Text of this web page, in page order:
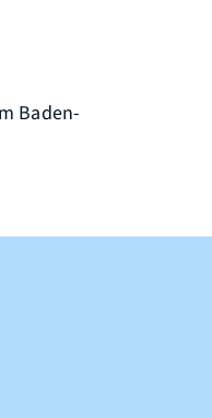
Baden-